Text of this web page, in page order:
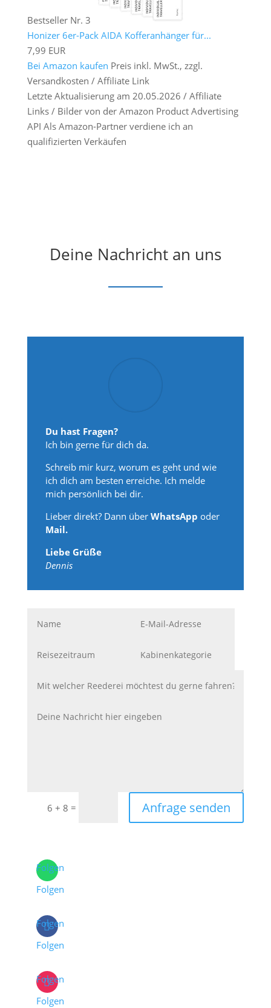
Bestseller Nr. 3
Honizer 6er-Pack AIDA Kofferanhänger für...
7,99 EUR
Bei Amazon kaufen Preis inkl. MwSt., zzgl.
Versandkosten / Affiliate Link
Letzte Aktualisierung am 20.05.2026 / Affiliate
Links / Bilder von der Amazon Product Advertising
API Als Amazon-Partner verdiene ich an
qualifizierten Verkäufen
Deine Nachricht an uns
Du hast Fragen?
Ich bin gerne für dich da.
Schreib mir kurz, worum es geht und wie
ich dich am besten erreiche. Ich melde
mich persönlich bei dir.
Lieber direkt? Dann überWhatsApp oder
Mail.
Liebe Grüße
Dennis
6 + 8 = Anfrage senden
Folgen
Folgen
Folgen
Folgen
Folgen
Folgen